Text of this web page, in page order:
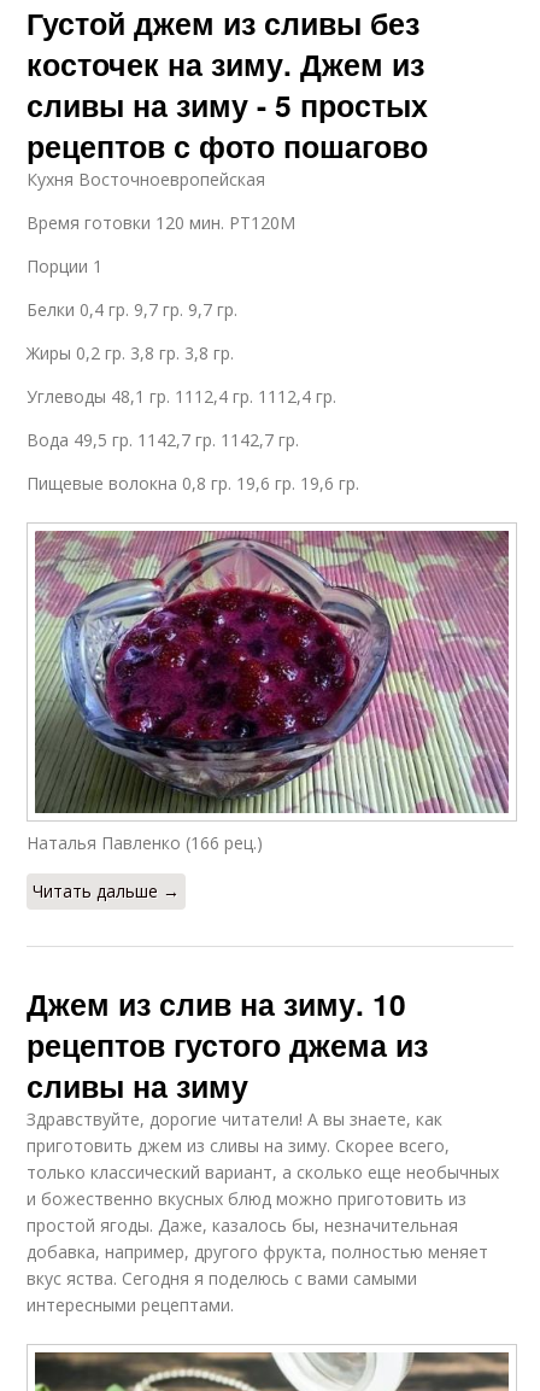
Густой джем из сливы без
косточек на зиму. Джем из
сливы на зиму - 5 простых
рецептов с фото пошагово
Кухня Восточноевропейская
Время готовки 120 мин. PT120M
Порции 1
Белки 0,4 гр. 9,7 гр. 9,7 гр.
Жиры 0,2 гр. 3,8 гр. 3,8 гр.
Углеводы 48,1 гр. 1112,4 гр. 1112,4 гр.
Вода 49,5 гр. 1142,7 гр. 1142,7 гр.
Пищевые волокна 0,8 гр. 19,6 гр. 19,6 гр.
Наталья Павленко (166 рец.)
Читать дальше →
Джем из слив на зиму. 10
рецептов густого джема из
сливы на зиму
Здравствуйте, дорогие читатели! А вы знаете, как
приготовить джем из сливы на зиму. Скорее всего,
только классический вариант, а сколько еще необычных
и божественно вкусных блюд можно приготовить из
простой ягоды. Даже, казалось бы, незначительная
добавка, например, другого фрукта, полностью меняет
вкус яства. Сегодня я поделюсь с вами самыми
интересными рецептами.